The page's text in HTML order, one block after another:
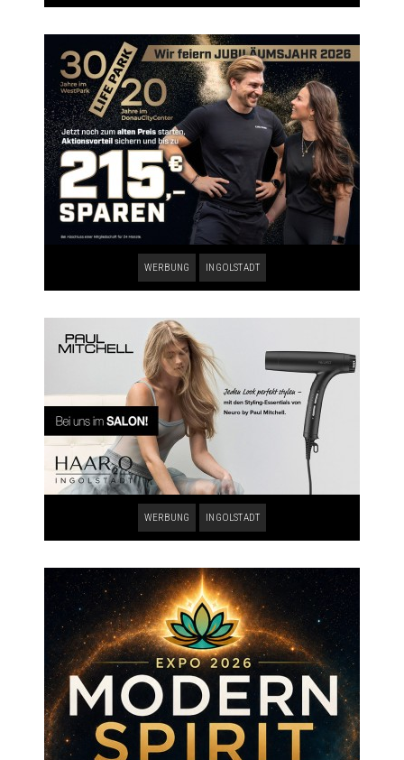
WERBUNG INGOLSTADT
WERBUNG INGOLSTADT